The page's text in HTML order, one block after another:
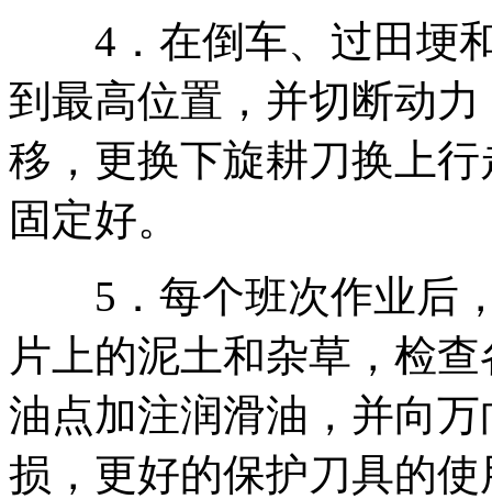
4．在倒车、过田埂和
到最高位置，并切断动
移，更换下旋耕刀换上
固定好。
5．每个班次作业后，
片上的泥土和杂草，检
油点加注润滑油，并向
损，更好的保护刀具的